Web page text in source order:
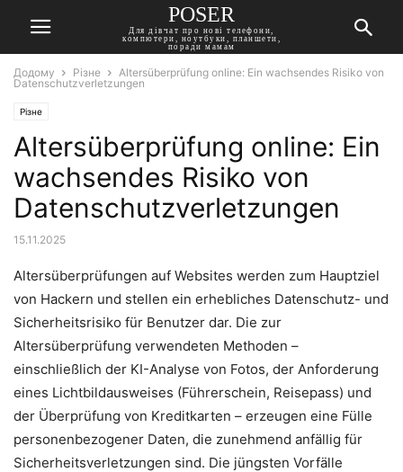
POSER
Для дівчат про нові телефони,
компютери, ноутбуки, планшети,
поради мамам
Додому Різне
Altersüberprüfung online: Ein wachsendes Risiko von
Datenschutzverletzungen
Різне
Altersüberprüfung online: Ein
wachsendes Risiko von
Datenschutzverletzungen
15.11.2025
Altersüberprüfungen auf Websites werden zum Hauptziel
von Hackern und stellen ein erhebliches Datenschutz- und
Sicherheitsrisiko für Benutzer dar. Die zur
Altersüberprüfung verwendeten Methoden –
einschließlich der KI-Analyse von Fotos, der Anforderung
eines Lichtbildausweises (Führerschein, Reisepass) und
der Überprüfung von Kreditkarten – erzeugen eine Fülle
personenbezogener Daten, die zunehmend anfällig für
Sicherheitsverletzungen sind. Die jüngsten Vorfälle